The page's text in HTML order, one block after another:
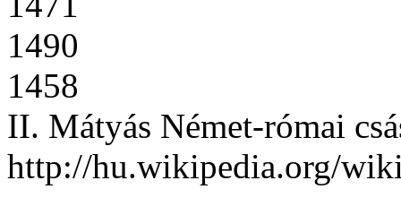
1490
1458
II. Mátyás Német-római
http://hu.wikipedia.org/